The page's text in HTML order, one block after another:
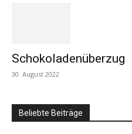
Schokoladenüberzug
30. August 2022
Beliebte Beiträge